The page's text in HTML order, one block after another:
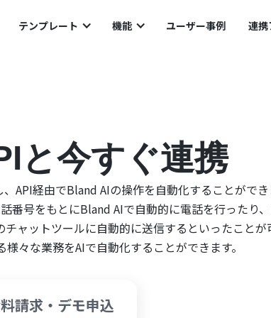
テンプレート 機能 ユーザー事例 連携
と今すぐ連携
API経由でBland AIの操作を自動化することができ
番号をもとにBland AIで自動的に電話を行ったり
ャットツールに自動的に送信するといったことが
々な業務をAIで自動化することができます。
請求・デモ申込